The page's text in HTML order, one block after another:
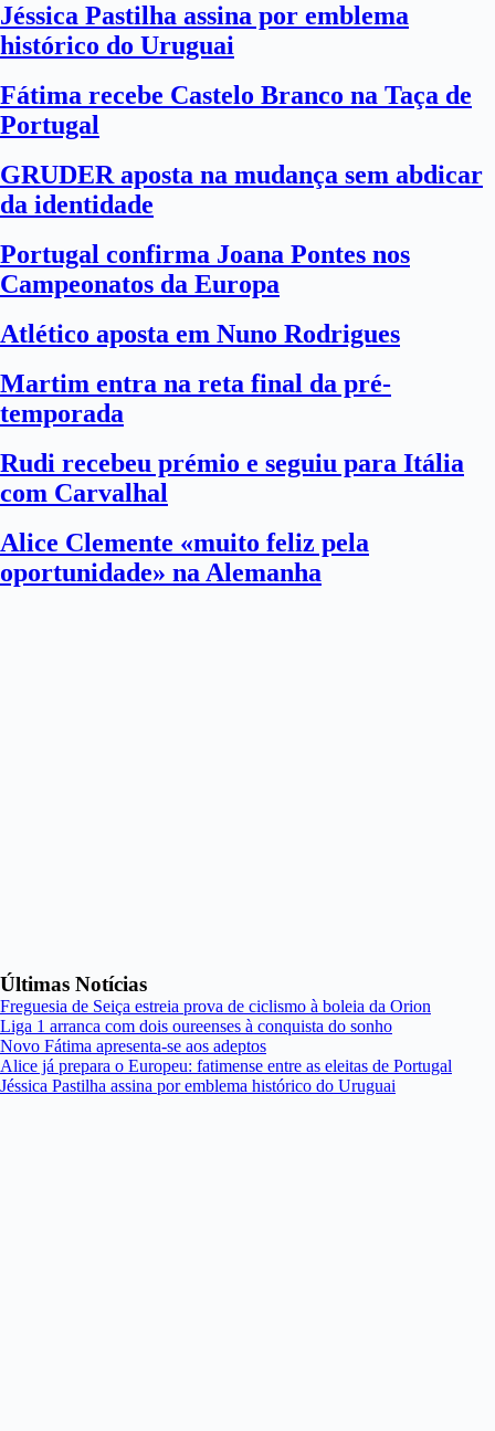
Jéssica Pastilha assina por emblema
histórico do Uruguai
Fátima recebe Castelo Branco na Taça de
Portugal
GRUDER aposta na mudança sem abdicar
da identidade
Portugal confirma Joana Pontes nos
Campeonatos da Europa
Atlético aposta em Nuno Rodrigues
Martim entra na reta final da pré-
temporada
Rudi recebeu prémio e seguiu para Itália
com Carvalhal
Alice Clemente «muito feliz pela
oportunidade» na Alemanha
Últimas Notícias
Freguesia de Seiça estreia prova de ciclismo à boleia da Orion
Liga 1 arranca com dois oureenses à conquista do sonho
Novo Fátima apresenta-se aos adeptos
Alice já prepara o Europeu: fatimense entre as eleitas de Portugal
Jéssica Pastilha assina por emblema histórico do Uruguai